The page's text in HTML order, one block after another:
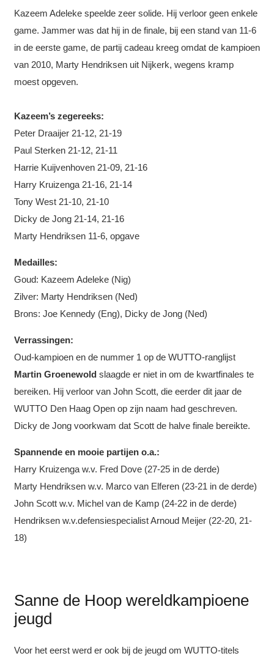
Kazeem Adeleke speelde zeer solide. Hij verloor geen enkele
game. Jammer was dat hij in de finale, bij een stand van 11-6
in de eerste game, de partij cadeau kreeg omdat de kampioen
van 2010, Marty Hendriksen uit Nijkerk, wegens kramp
moest opgeven.
Kazeem’s zegereeks:
Peter Draaijer 21-12, 21-19
Paul Sterken 21-12, 21-11
Harrie Kuijvenhoven 21-09, 21-16
Harry Kruizenga 21-16, 21-14
Tony West 21-10, 21-10
Dicky de Jong 21-14, 21-16
Marty Hendriksen 11-6, opgave
Medailles:
Goud: Kazeem Adeleke (Nig)
Zilver: Marty Hendriksen (Ned)
Brons: Joe Kennedy (Eng), Dicky de Jong (Ned)
Verrassingen:
Oud-kampioen en de nummer 1 op de WUTTO-ranglijst
Martin Groenewoldslaagde er niet in om de kwartfinales te
bereiken. Hij verloor van John Scott, die eerder dit jaar de
WUTTO Den Haag Open op zijn naam had geschreven.
Dicky de Jong voorkwam dat Scott de halve finale bereikte.
Spannende en mooie partijen o.a.:
Harry Kruizenga w.v. Fred Dove (27-25 in de derde)
Marty Hendriksen w.v. Marco van Elferen (23-21 in de derde)
John Scott w.v. Michel van de Kamp (24-22 in de derde)
Hendriksen w.v.defensiespecialist Arnoud Meijer (22-20, 21-
18)
Sanne de Hoop wereldkampioene
jeugd
Voor het eerst werd er ook bij de jeugd om WUTTO-titels